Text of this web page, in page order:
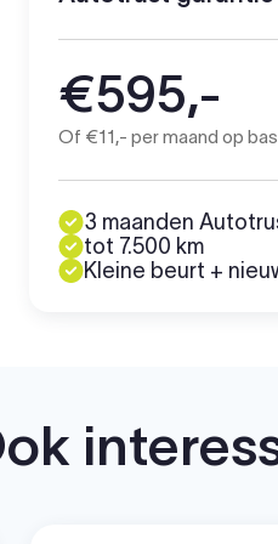
€595,-
Of €11,- per maand op
3 maanden
tot 7.500 km
Kleine beurt +